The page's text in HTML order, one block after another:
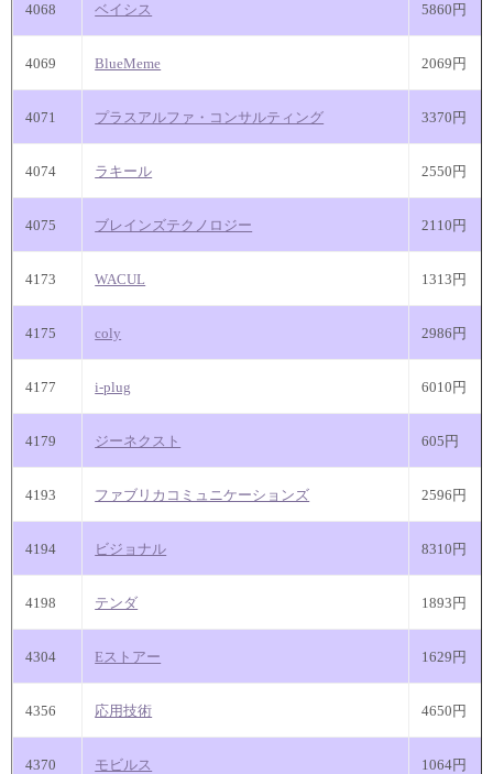
4068 ベイシス 5860円
4069 BlueMeme 2069円
4071 プラスアルファ・コンサルティング 3370円
4074 ラキール 2550円
4075 ブレインズテクノロジー 2110円
4173 WACUL 1313円
4175 coly 2986円
4177 i-plug 6010円
4179 ジーネクスト 605円
4193 ファブリカコミュニケーションズ 2596円
4194 ビジョナル 8310円
4198 テンダ 1893円
4304 Eストアー 1629円
4356 応用技術 4650円
4370 モビルス 1064円